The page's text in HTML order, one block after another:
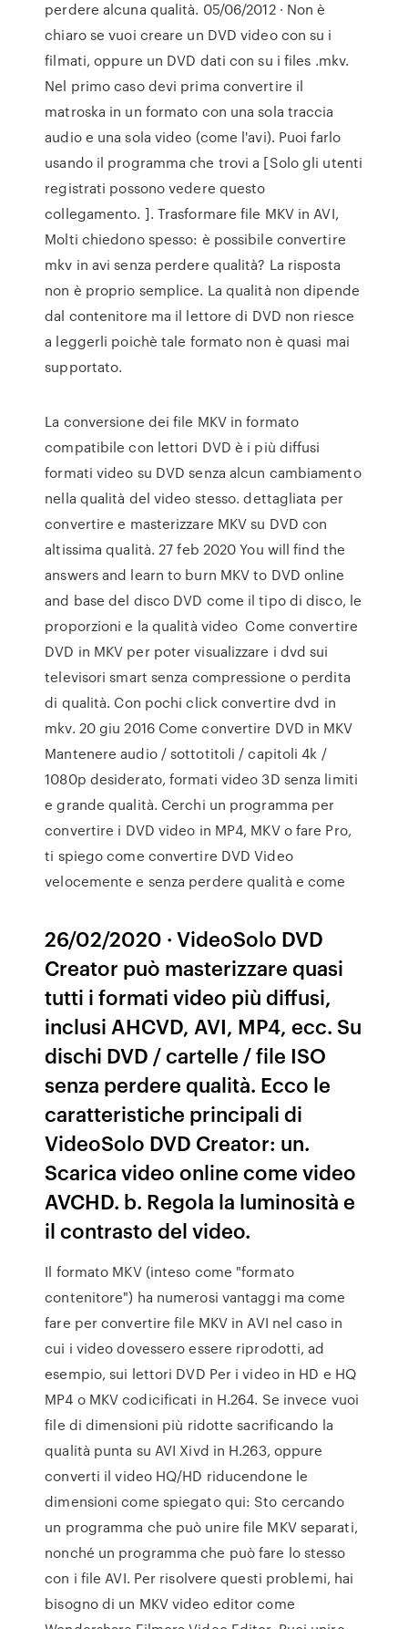
perdere alcuna qualità. 05/06/2012 · Non è
chiaro se vuoi creare un DVD video con su i
filmati, oppure un DVD dati con su i files .mkv.
Nel primo caso devi prima convertire il
matroska in un formato con una sola traccia
audio e una sola video (come l'avi). Puoi farlo
usando il programma che trovi a [Solo gli utenti
registrati possono vedere questo
collegamento. ]. Trasformare file MKV in AVI,
Molti chiedono spesso: è possibile convertire
mkv in avi senza perdere qualità? La risposta
non è proprio semplice. La qualità non dipende
dal contenitore ma il lettore di DVD non riesce
a leggerli poichè tale formato non è quasi mai
supportato.
La conversione dei file MKV in formato
compatibile con lettori DVD è i più diffusi
formati video su DVD senza alcun cambiamento
nella qualità del video stesso. dettagliata per
convertire e masterizzare MKV su DVD con
altissima qualità. 27 feb 2020 You will find the
answers and learn to burn MKV to DVD online
and base del disco DVD come il tipo di disco, le
proporzioni e la qualità video Come convertire
DVD in MKV per poter visualizzare i dvd sui
televisori smart senza compressione o perdita
di qualità. Con pochi click convertire dvd in
mkv. 20 giu 2016 Come convertire DVD in MKV
Mantenere audio / sottotitoli / capitoli 4k /
1080p desiderato, formati video 3D senza limiti
e grande qualità. Cerchi un programma per
convertire i DVD video in MP4, MKV o fare Pro,
ti spiego come convertire DVD Video
velocemente e senza perdere qualità e come
26/02/2020 · VideoSolo DVD
Creator può masterizzare quasi
tutti i formati video più diffusi,
inclusi AHCVD, AVI, MP4, ecc. Su
dischi DVD / cartelle / file ISO
senza perdere qualità. Ecco le
caratteristiche principali di
VideoSolo DVD Creator: un.
Scarica video online come video
AVCHD. b. Regola la luminosità e
il contrasto del video.
Il formato MKV (inteso come "formato
contenitore") ha numerosi vantaggi ma come
fare per convertire file MKV in AVI nel caso in
cui i video dovessero essere riprodotti, ad
esempio, sui lettori DVD Per i video in HD e HQ
MP4 o MKV codicificati in H.264. Se invece vuoi
file di dimensioni più ridotte sacrificando la
qualità punta su AVI Xivd in H.263, oppure
converti il video HQ/HD riducendone le
dimensioni come spiegato qui: Sto cercando
un programma che può unire file MKV separati,
nonché un programma che può fare lo stesso
con i file AVI. Per risolvere questi problemi, hai
bisogno di un MKV video editor come